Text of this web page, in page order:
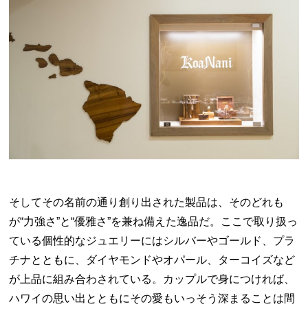
そしてその名前の通り創り出された製品は、そのどれも
が“力強さ”と“優雅さ”を兼ね備えた逸品だ。ここで取り扱っ
ている個性的なジュエリーにはシルバーやゴールド、プラ
チナとともに、ダイヤモンドやオパール、ターコイズなど
が上品に組み合わされている。カップルで身につければ、
ハワイの思い出とともにその愛もいっそう深まることは間